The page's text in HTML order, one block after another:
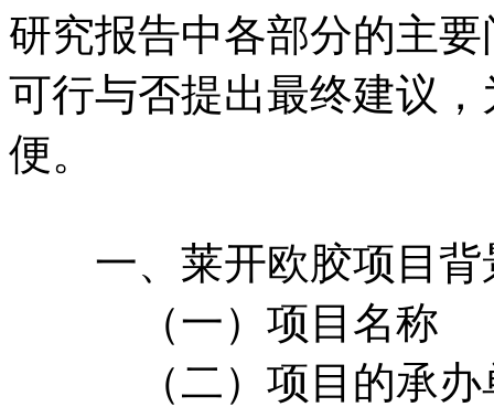
研究报告中各部分的主
可行与否提出最终建议
便。
一、莱开欧胶项目背
（一）项目名称
（二）项目的承办